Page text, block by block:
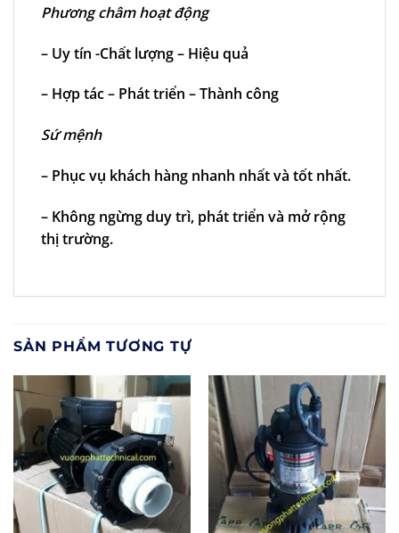
Phương châm hoạt động
– Uy tín -Chất lượng – Hiệu quả
– Hợp tác – Phát triển – Thành công
Sứ mệnh
– Phục vụ khách hàng nhanh nhất và tốt nhất.
– Không ngừng duy trì, phát triển và mở rộng
thị trường.
SẢN PHẨM TƯƠNG TỰ